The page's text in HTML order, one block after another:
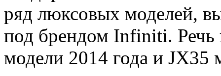
ряд люксовых моделей,
под брендом Infiniti. Речь
модели 2014 года и JX35